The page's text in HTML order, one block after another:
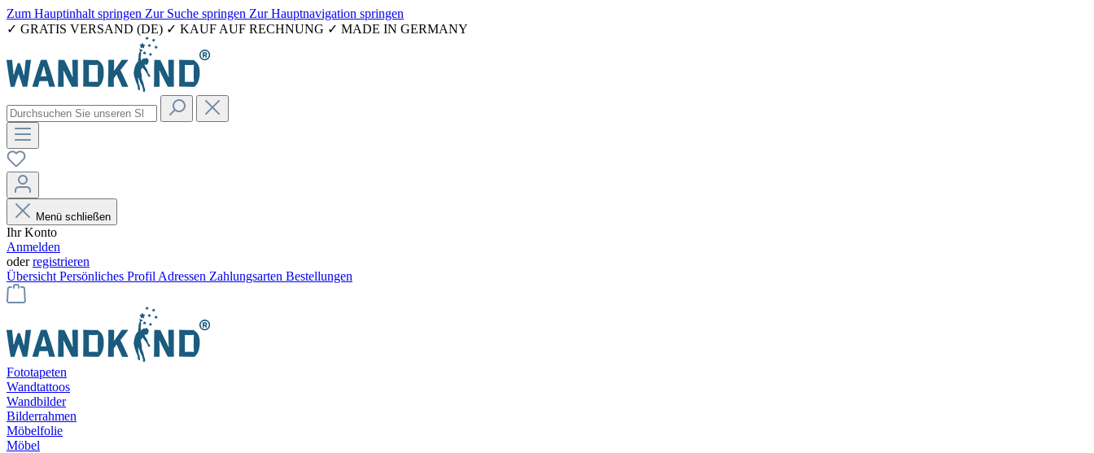
Zum Hauptinhalt springen Zur Suche springen Zur Hauptnavigation springen
✓ GRATIS VERSAND (DE) ✓ KAUF AUF RECHNUNG ✓ MADE IN GERMANY
Menü schließen
Ihr Konto
Anmelden
oderregistrieren
Übersicht Persönliches Profil Adressen Zahlungsarten Bestellungen
Fototapeten
Wandtattoos
Wandbilder
Bilderrahmen
Möbelfolie
Möbel